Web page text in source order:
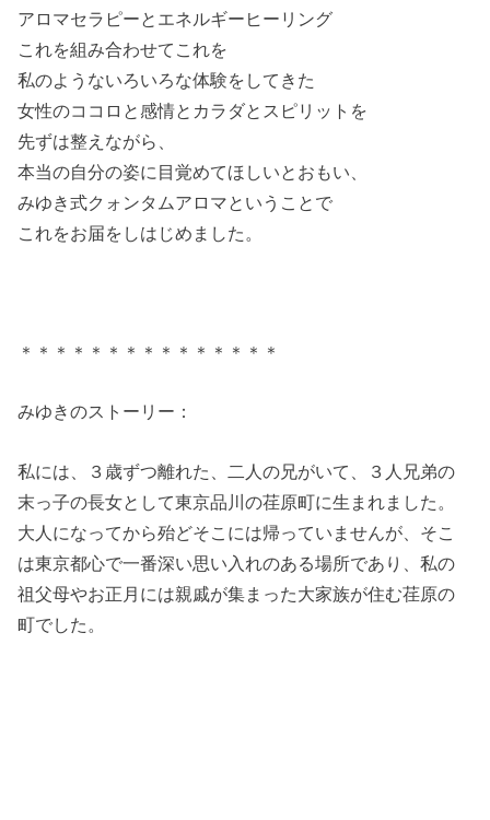
アロマセラピーとエネルギーヒーリング
これを組み合わせてこれを
私のようないろいろな体験をしてきた
女性のココロと感情とカラダとスピリットを
先ずは整えながら、
本当の自分の姿に目覚めてほしいとおもい、
みゆき式クォンタムアロマということで
これをお届をしはじめました。
＊＊＊＊＊＊＊＊＊＊＊＊＊＊＊
みゆきのストーリー：
私には、３歳ずつ離れた、二人の兄がいて、３人兄弟の
末っ子の長女として東京品川の荏原町に生まれました。
大人になってから殆どそこには帰っていませんが、そこ
は東京都心で一番深い思い入れのある場所であり、私の
祖父母やお正月には親戚が集まった大家族が住む荏原の
町でした。